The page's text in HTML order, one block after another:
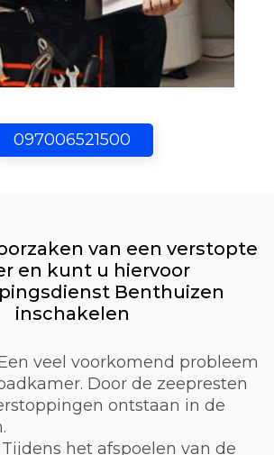
097006521500
van een verstopte
en kunt u hiervoor
Benthuizen
inschakelen
veel voorkomend probleem
Door de zeepresten
ontstaan in de
het afspoelen van de